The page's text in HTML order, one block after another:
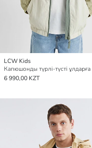
LCW Kids
6 990,00 KZT